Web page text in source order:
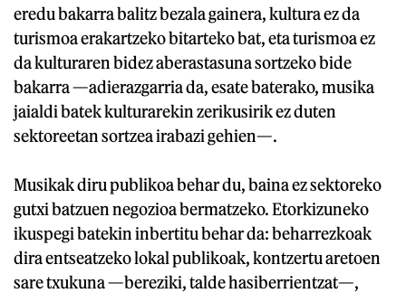
eredu bakarra balitz bezala gainera, kultura ez da
turismoa erakartzeko bitarteko bat, eta turismoa ez
da kulturaren bidez aberastasuna sortzeko bide
bakarra —adierazgarria da, esate baterako, musika
jaialdi batek kulturarekin zerikusirik ez duten
sektoreetan sortzea irabazi gehien—.
Musikak diru publikoa behar du, baina ez sektoreko
gutxi batzuen negozioa bermatzeko. Etorkizuneko
ikuspegi batekin inbertitu behar da: beharrezkoak
dira entseatzeko lokal publikoak, kontzertu aretoen
sare txukuna —bereziki, talde hasiberrientzat—,